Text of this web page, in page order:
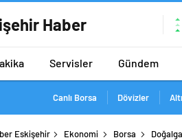
Haber
Servisler Gündem
Canlı Borsa Dövizler
Eskişehir Ekonomi Borsa